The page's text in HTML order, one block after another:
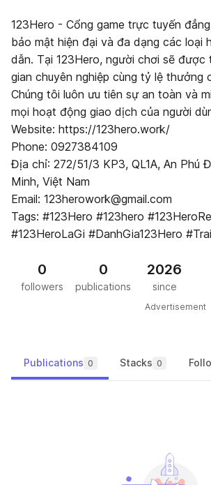
123Hero - Cổng game trực tuyến
bảo mật hiện đại và đa dạng các loại
dẫn. Tại 123Hero, người chơi sẽ được
gian chuyên nghiệp cùng tỷ lệ thưởng
Chúng tôi luôn ưu tiên sự an toàn và
mọi hoạt động giao dịch của người
Website: https://123hero.work/
Phone: 0927384109
Địa chỉ: 272/51/3 KP3, QL1A, An Phú
Minh, Việt Nam
Email: 123herowork@gmail.com
Tags: #123Hero #123hero
#123HeroLaGi #DanhGia123Hero
0
followers
0
publications
2026
since
Advertisement
Publications 0 Stacks 0